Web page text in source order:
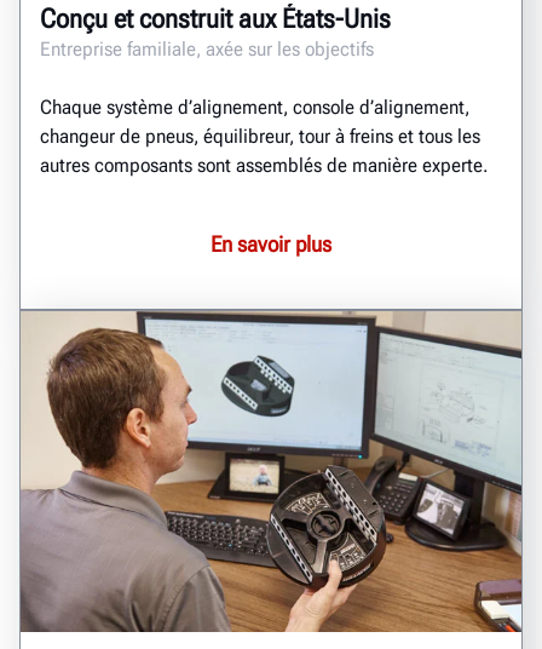
Conçu et construit aux États-Unis
Entreprise familiale, axée sur les objectifs
Chaque système d’alignement, console d’alignement,
changeur de pneus, équilibreur, tour à freins et tous les
autres composants sont assemblés de manière experte.
En savoir plus